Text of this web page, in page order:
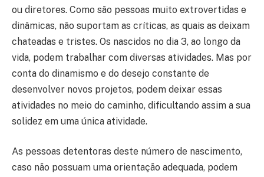
ou diretores. Como são pessoas muito extrovertidas e
dinâmicas, não suportam as críticas, as quais as deixam
chateadas e tristes. Os nascidos no dia 3, ao longo da
vida, podem trabalhar com diversas atividades. Mas por
conta do dinamismo e do desejo constante de
desenvolver novos projetos, podem deixar essas
atividades no meio do caminho, dificultando assim a sua
solidez em uma única atividade.
As pessoas detentoras deste número de nascimento,
caso não possuam uma orientação adequada, podem